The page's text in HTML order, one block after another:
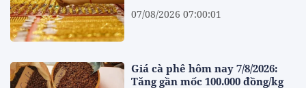
07/08/2026 07:00:01
Giá cà phê hôm nay 7/8/2026:
Tăng gần mốc 100.000 đồng/kg